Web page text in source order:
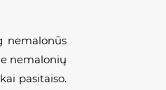
nemalonūs
nemalonių
pasitaiso.